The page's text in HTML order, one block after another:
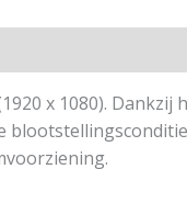
x 1080).